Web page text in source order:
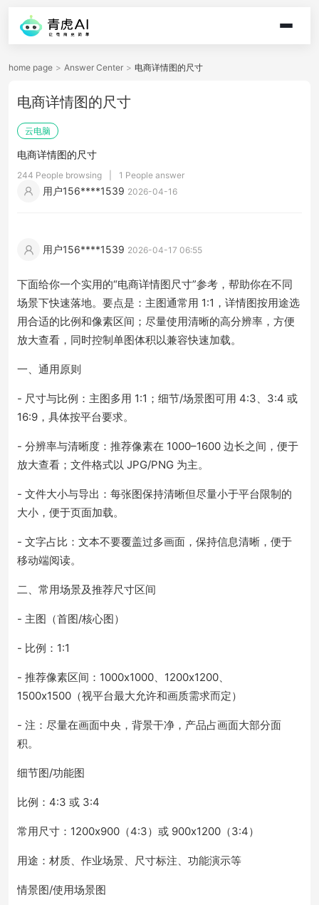
home page > Answer Center > 电商详情图的尺寸
电商详情图的尺寸
云电脑
电商详情图的尺寸
244 People browsing 1 People answer
用户156****1539 2026-04-16
用户156****1539 2026-04-17 06:55
下面给你一个实用的“电商详情图尺寸”参考，帮助你在不同
场景下快速落地。要点是：主图通常用 1:1，详情图按用途选
用合适的比例和像素区间；尽量使用清晰的高分辨率，方便
放大查看，同时控制单图体积以兼容快速加载。
一、通用原则
- 尺寸与比例：主图多用 1:1；细节/场景图可用 4:3、3:4 或
16:9，具体按平台要求。
- 分辨率与清晰度：推荐像素在 1000–1600 边长之间，便于
放大查看；文件格式以 JPG/PNG 为主。
- 文件大小与导出：每张图保持清晰但尽量小于平台限制的
大小，便于页面加载。
- 文字占比：文本不要覆盖过多画面，保持信息清晰，便于
移动端阅读。
二、常用场景及推荐尺寸区间
- 主图（首图/核心图）
- 比例：1:1
- 推荐像素区间：1000x1000、1200x1200、
1500x1500（视平台最大允许和画质需求而定）
- 注：尽量在画面中央，背景干净，产品占画面大部分面
积。
细节图/功能图
比例：4:3 或 3:4
常用尺寸：1200x900（4:3）或 900x1200（3:4）
用途：材质、作业场景、尺寸标注、功能演示等
情景图/使用场景图